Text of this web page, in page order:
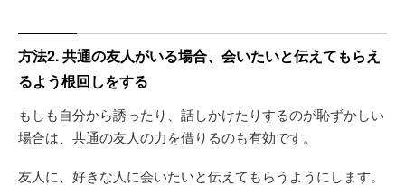
方法2. 共通の友人がいる場合、会いたいと伝えてもらえ
るよう根回しをする
もしも自分から誘ったり、話しかけたりするのが恥ずかしい
場合は、共通の友人の力を借りるのも有効です。
友人に、好きな人に会いたいと伝えてもらうようにします。